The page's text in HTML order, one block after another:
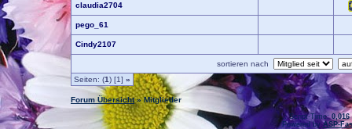
claudia2704
pego_61
Cindy2107
sortieren nach
Seiten: (1) [1] »
Forum Übersicht» Mitglieder
.: Script-Time:0,016
Powered byASP-